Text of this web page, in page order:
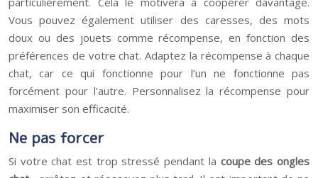
Vous pouvez également utiliser des caresses, des mots
doux ou des jouets comme récompense, en fonction des
préférences de votre chat. Adaptez la récompense à chaque
chat, car ce qui fonctionne pour l’un ne fonctionne pas
forcément pour l’autre. Personnalisez la récompense pour
maximiser son efficacité.
Ne pas forcer
Si votre chat est trop stressé pendant la coupe des ongles